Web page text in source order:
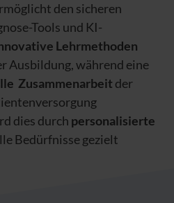
den sicheren
Tools und KI-
Lehrmethoden
Ausbildung, während eine
Zusammenarbeit der
dies durch personalisierte
Bedürfnisse gezielt